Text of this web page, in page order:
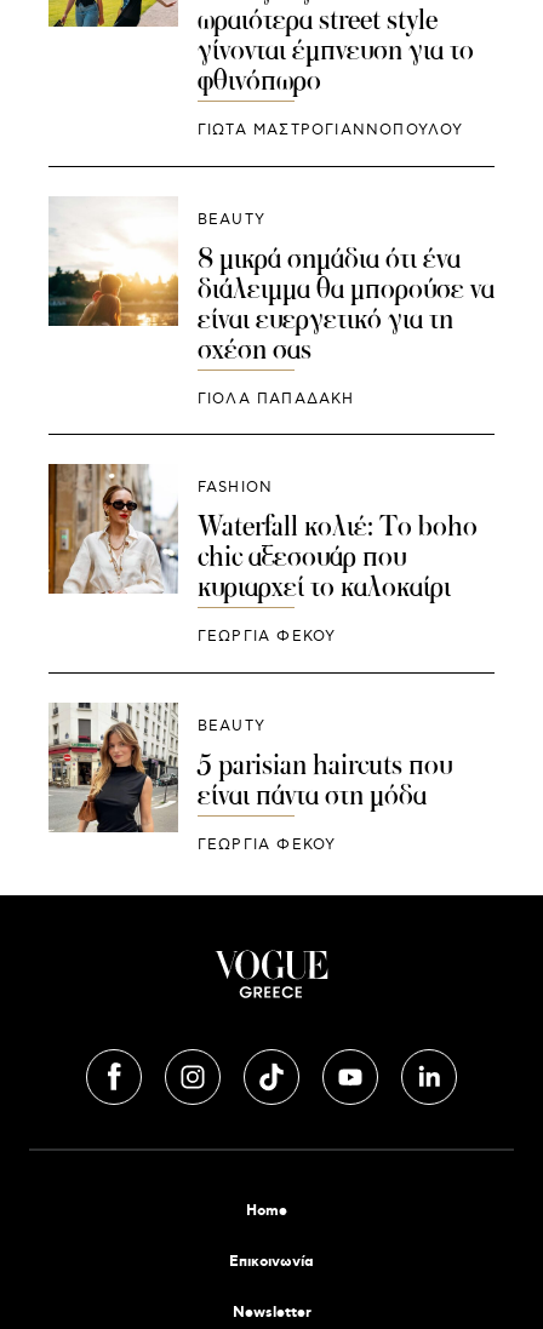
ωραιότερα street style
γίνονται έμπνευση για το
φθινόπωρο
ΓΙΩΤΑ ΜΑΣΤΡΟΓΙΑΝΝΟΠΟΥΛΟΥ
BEAUTY
8 μικρά σημάδια ότι ένα
διάλειμμα θα μπορούσε να
είναι ευεργετικό για τη
σχέση σας
ΓΙΌΛΑ ΠΑΠΑΔΆΚΗ
FASHION
Waterfall κολιέ: Το boho
chic αξεσουάρ που
κυριαρχεί το καλοκαίρι
ΓΕΩΡΓΙΑ ΦΕΚΟΥ
BEAUTY
5 parisian haircuts που
είναι πάντα στη μόδα
ΓΕΩΡΓΙΑ ΦΕΚΟΥ
Home
Επικοινωνία
Newsletter